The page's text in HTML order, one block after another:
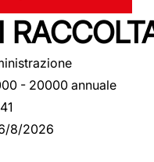
- 20000 annuale
8/2026